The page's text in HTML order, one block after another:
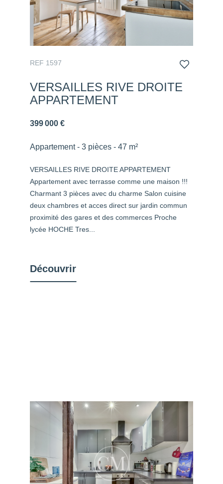
REF 1597
VERSAILLES RIVE DROITE
APPARTEMENT
399 000 €
Appartement - 3 pièces - 47 m²
VERSAILLES RIVE DROITE APPARTEMENT
Appartement avec terrasse comme une maison !!!
Charmant 3 pièces avec du charme Salon cuisine
deux chambres et acces direct sur jardin commun
proximité des gares et des commerces Proche
lycée HOCHE Tres...
Découvrir